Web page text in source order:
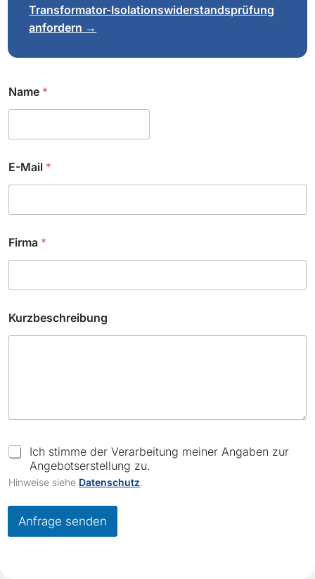
Transformator-Isolationswiderstandsprüfung
anfordern →
Name *
E-Mail *
Firma *
Kurzbeschreibung
C
e
c
k
Ich stimme der Verarbeitung meiner Angaben zur
Angebotserstellung zu.
Hinweise siehe Datenschutz
Anfrage senden